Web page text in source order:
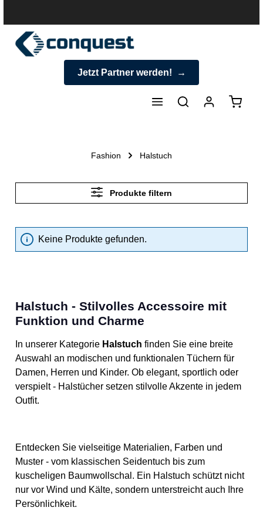
Jetzt Partner werden!
Fashion Halstuch
Produkte filtern
Keine Produkte gefunden.
Halstuch - Stilvolles Accessoire mit
Funktion und Charme
In unserer Kategorie Halstuch finden Sie eine breite
Auswahl an modischen und funktionalen Tüchern für
Damen, Herren und Kinder. Ob elegant, sportlich oder
verspielt - Halstücher setzen stilvolle Akzente in jedem
Outfit.
Entdecken Sie vielseitige Materialien, Farben und
Muster - vom klassischen Seidentuch bis zum
kuscheligen Baumwollschal. Ein Halstuch schützt nicht
nur vor Wind und Kälte, sondern unterstreicht auch Ihre
Persönlichkeit.